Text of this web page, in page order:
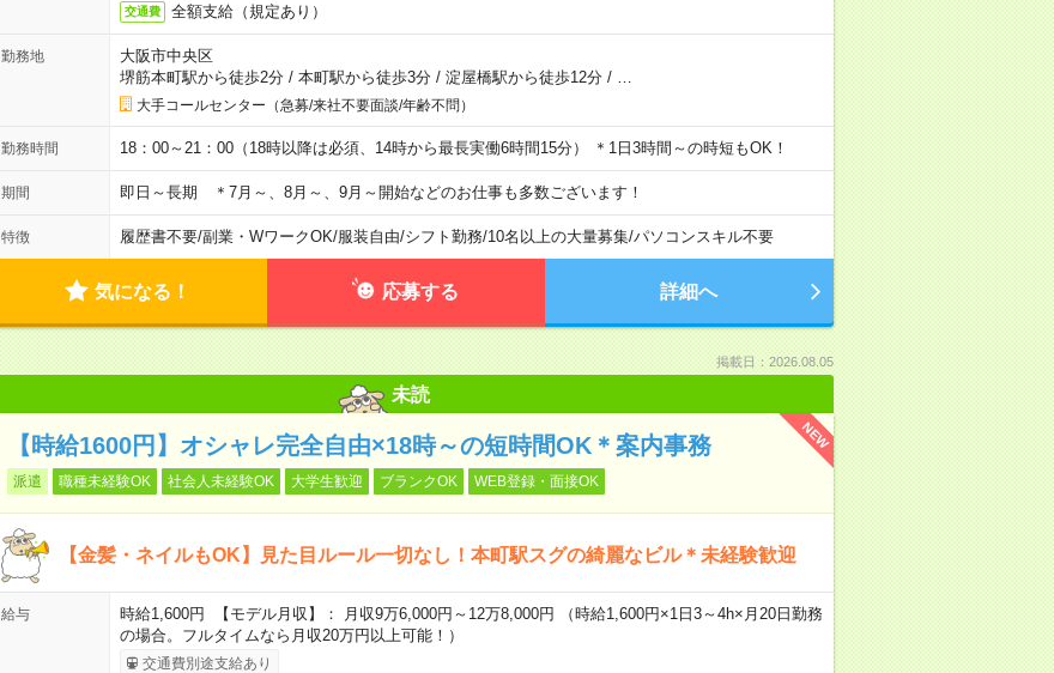
交通費 全額支給（規定あり）
勤務地
大阪市中央区
堺筋本町駅から徒歩2分/ 本町駅から徒歩3分/ 淀屋橋駅から徒歩12分/
大手コールセンター（急募/来社不要面談/年齢不問）
勤務時間 18：00～21：00（18時以降は必須、14時から最長実働6時間15分） ＊1日3時間～の時短もOK！
期間 即日～長期 ＊7月～、8月～、9月～開始などのお仕事も多数ございます！
特徴 履歴書不要/副業・WワークOK/服装自由/シフト勤務/10名以上の大量募集/パソコンスキル不要
気になる！ 応募する 詳細へ
掲載日：2026.08.05
未読
NEW
【時給1600円】オシャレ完全自由×18時～の短時間OK＊案内事務
派遣 職種未経験OK 社会人未経験OK 大学生歓迎 ブランクOK WEB登録・面接OK
【金髪・ネイルもOK】見た目ルール一切なし！本町駅スグの綺麗なビル＊未経験歓迎
給与
時給1,600円 【モデル月収】： 月収9万6,000円～12万8,000円 （時給1,600円×1日3～4h×月20日勤務
の場合。フルタイムなら月収20万円以上可能！）
交通費別途支給あり